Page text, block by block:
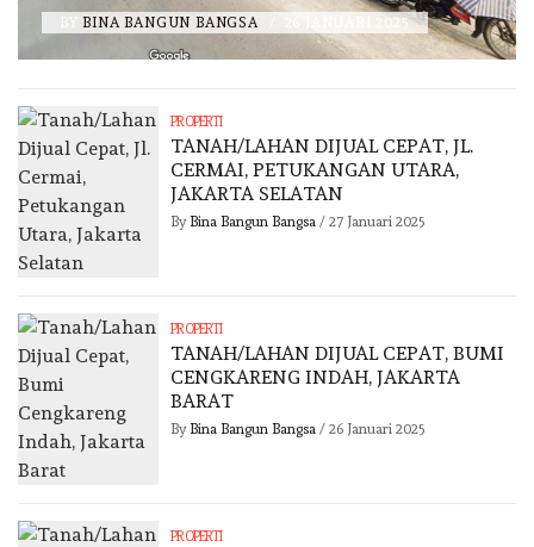
BY BINA BANGUN BANGSA 26 JANUARI 2025
PROPERTI
TANAH/LAHAN DIJUAL CEPAT, JL.
CERMAI, PETUKANGAN UTARA,
JAKARTA SELATAN
By Bina Bangun Bangsa / 27 Januari 2025
PROPERTI
TANAH/LAHAN DIJUAL CEPAT, BUMI
CENGKARENG INDAH, JAKARTA
BARAT
By Bina Bangun Bangsa / 26 Januari 2025
PROPERTI